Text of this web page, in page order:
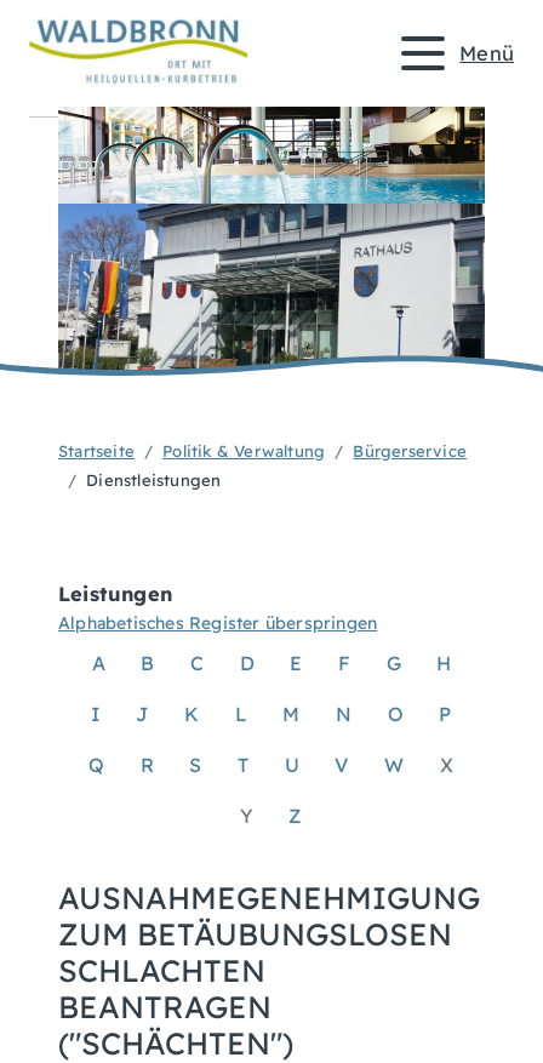
Menü
Startseite Politik & Verwaltung
Bürgerservice
Dienstleistungen
Leistungen
Alphabetisches Register überspringen
A B C D E F G H
I J K L M N O P
Q R S T U V W X
Y Z
AUSNAHMEGENEHMIGUNG
ZUM BETÄUBUNGSLOSEN
SCHLACHTEN
BEANTRAGEN
("SCHÄCHTEN")